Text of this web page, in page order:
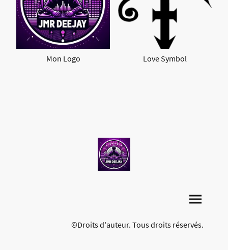
Mon Logo Love Symbol
©Droits d'auteur. Tous droits réservés.